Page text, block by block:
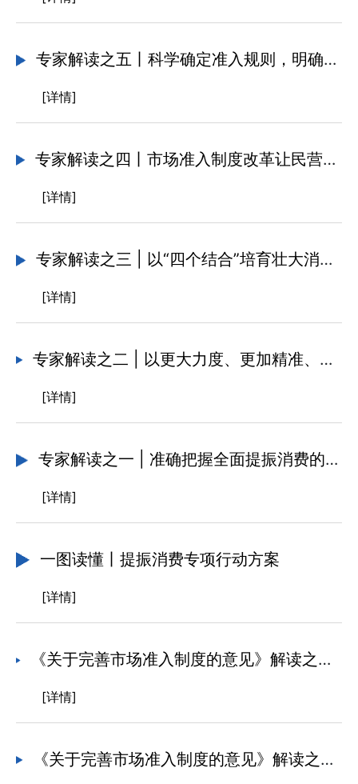
专家解读之五丨科学确定准入规则，明确“怎么进”“怎么管”
[详情]
专家解读之四丨市场准入制度改革让民营企业心态更稳底气更足
[详情]
专家解读之三 | 以“四个结合”培育壮大消费新场景新增长点
[详情]
专家解读之二 | 以更大力度、更加精准、更有温度的政策举措 助力消费向好活力涌动
[详情]
专家解读之一 | 准确把握全面提振消费的务实举措
[详情]
一图读懂丨提振消费专项行动方案
[详情]
《关于完善市场准入制度的意见》解读之五 “市场准入十条”推动树立监管新理念 营造良好准入环境促进竞争、激励创新、推动增长
[详情]
《关于完善市场准入制度的意见》解读之四 全面开展效能评估促进市场准入制度不断完善